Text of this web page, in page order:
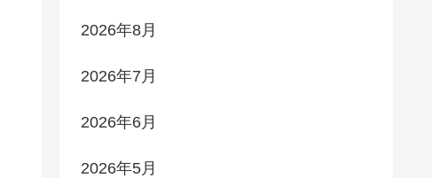
2026年8月
2026年7月
2026年6月
2026年5月